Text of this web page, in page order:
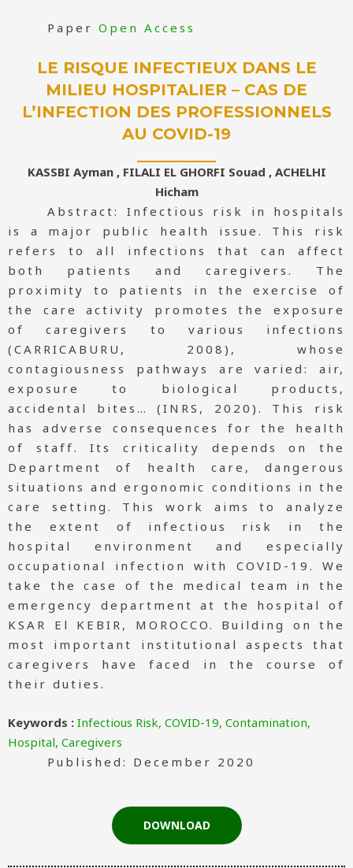
Paper Open Access
LE RISQUE INFECTIEUX DANS LE
MILIEU HOSPITALIER – CAS DE
L’INFECTION DES PROFESSIONNELS
AU COVID-19
KASSBI Ayman , FILALI EL GHORFI Souad , ACHELHI
Hicham
Abstract: Infectious risk in hospitals
is a major public health issue. This risk
refers to all infections that can affect
both patients and caregivers. The
proximity to patients in the exercise of
the care activity promotes the exposure
of caregivers to various infections
(CARRICABURU, 2008), whose
contagiousness pathways are varied: air,
exposure to biological products,
accidental bites… (INRS, 2020). This risk
has adverse consequences for the health
of staff. Its criticality depends on the
Department of health care, dangerous
situations and ergonomic conditions in the
care setting. This work aims to analyze
the extent of infectious risk in the
hospital environment and especially
occupational infection with COVID-19. We
take the case of the medical team in the
emergency department at the hospital of
KSAR El KEBIR, MOROCCO. Building on the
most important institutional aspects that
caregivers have faced in the course of
their duties.
Keywords : Infectious Risk, COVID-19, Contamination,
Hospital, Caregivers
Published: December 2020
DOWNLOAD